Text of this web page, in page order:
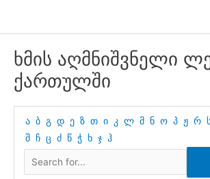
ხმის აღმნიშვნელი
ქართულში
ა ბ გ დ ე ზ თ ი კ ლ მ ნ ო პ ჟ რ
შ ჩ ც ძ წ ჭ ხ ჯ ჰ